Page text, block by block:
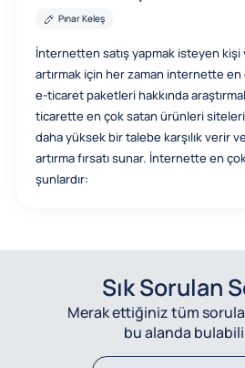
Pınar Keleş
İnternetten satış yapmak isteyen kişi
artırmak için her zaman internette en
e-ticaret paketleri hakkında
ticarette en çok satan ürünleri
daha yüksek bir talebe karşılık verir ve
artırma fırsatı sunar. İnternette en
şunlardır:
Sık Sorulan
Merak ettiğiniz tüm
bu alanda